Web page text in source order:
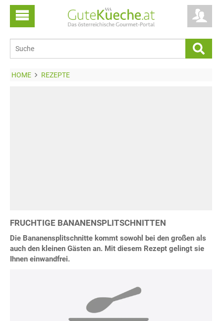
HOME REZEPTE
FRUCHTIGE BANANENSPLITSCHNITTEN
Die Bananensplitschnitte kommt sowohl bei den großen als
auch den kleinen Gästen an. Mit diesem Rezept gelingt sie
Ihnen einwandfrei.